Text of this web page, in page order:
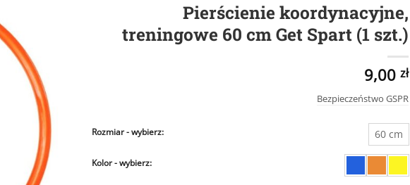
Pierścienie koordynacyjne,
treningowe 60 cm Get Spart (1 szt.)
9,00zł
Bezpieczeństwo GSPR
Rozmiar 60 cm
Kolor